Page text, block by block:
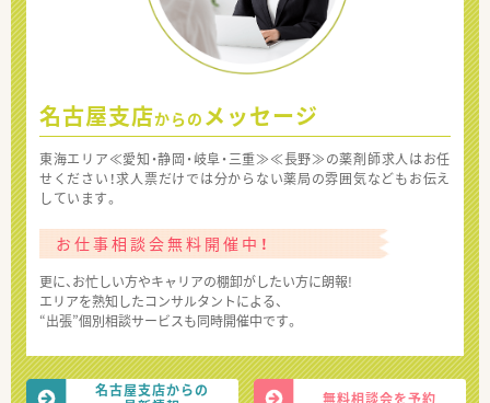
名古屋支店からの メッセージ
東海エリア≪愛知・静岡・岐阜・三重≫≪長野≫の薬剤師求人はお任
せください！求人票だけでは分からない薬局の雰囲気などもお伝え
しています。
お仕事相談会無料開催中！
更に、お忙しい方やキャリアの棚卸がしたい方に朗報!
エリアを熟知したコンサルタントによる、
“出張”個別相談サービスも同時開催中です。
名古屋支店からの
無料相談会を予約